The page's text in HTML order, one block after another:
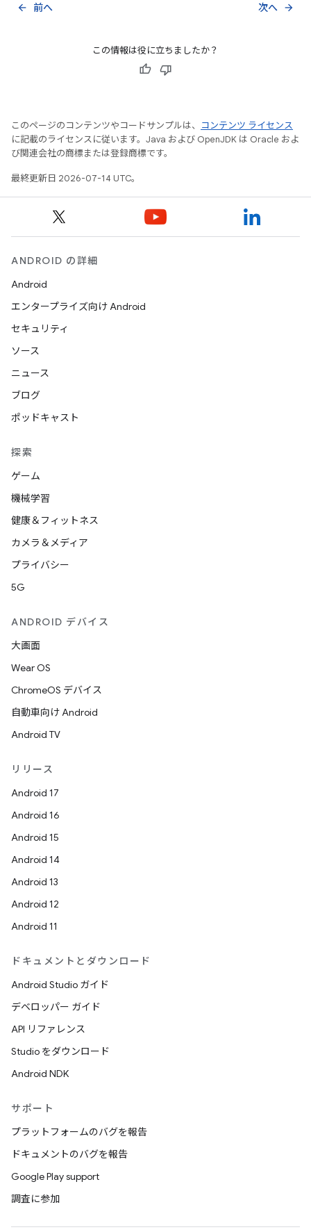
前へ
arrow_back 次へ arrow_forward
この情報は役に立ちましたか？
このページのコンテンツやコードサンプルは、
コンテンツ ライセンス
に記載のライセンスに従います。Java および OpenJDK は Oracle およ
び関連会社の商標または登録商標です。
最終更新日 2026-07-14 UTC。
ANDROID の詳細
Android
エンタープライズ向け Android
セキュリティ
ソース
ニュース
ブログ
ポッドキャスト
探索
ゲーム
機械学習
健康＆フィットネス
カメラ＆メディア
プライバシー
5G
ANDROID デバイス
大画面
Wear OS
ChromeOS デバイス
自動車向け Android
Android TV
リリース
Android 17
Android 16
Android 15
Android 14
Android 13
Android 12
Android 11
ドキュメントとダウンロード
Android Studio ガイド
デベロッパー ガイド
API リファレンス
Studio をダウンロード
Android NDK
サポート
プラットフォームのバグを報告
ドキュメントのバグを報告
Google Play support
調査に参加